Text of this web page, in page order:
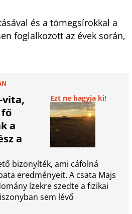
és a tömegsírokkal a
foglalkozott az évek során,
vita,
a
a
Ezt ne hagyja ki!
bizonyíték, ami cáfolná
eredményeit. A csata Majs
ízekre szedte a fizikai
sem lévő